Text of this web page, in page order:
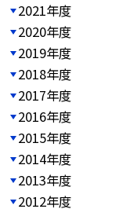
2021年度
2020年度
2019年度
2018年度
2017年度
2016年度
2015年度
2014年度
2013年度
2012年度